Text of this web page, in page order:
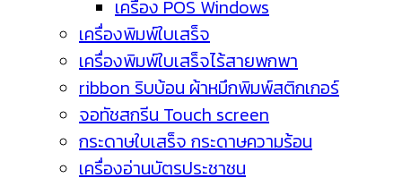
เครื่อง POS Windows
เครื่องพิมพ์ใบเสร็จ
เครื่องพิมพ์ใบเสร็จไร้สายพกพา
ribbon ริบบ้อน ผ้าหมึกพิมพ์สติกเกอร์
จอทัชสกรีน Touch screen
กระดาษใบเสร็จ กระดาษความร้อน
เครื่องอ่านบัตรประชาชน